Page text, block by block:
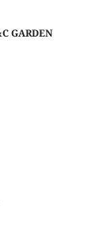
GARDEN